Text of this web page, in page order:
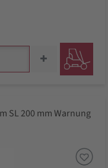
SL 200 mm Warnung